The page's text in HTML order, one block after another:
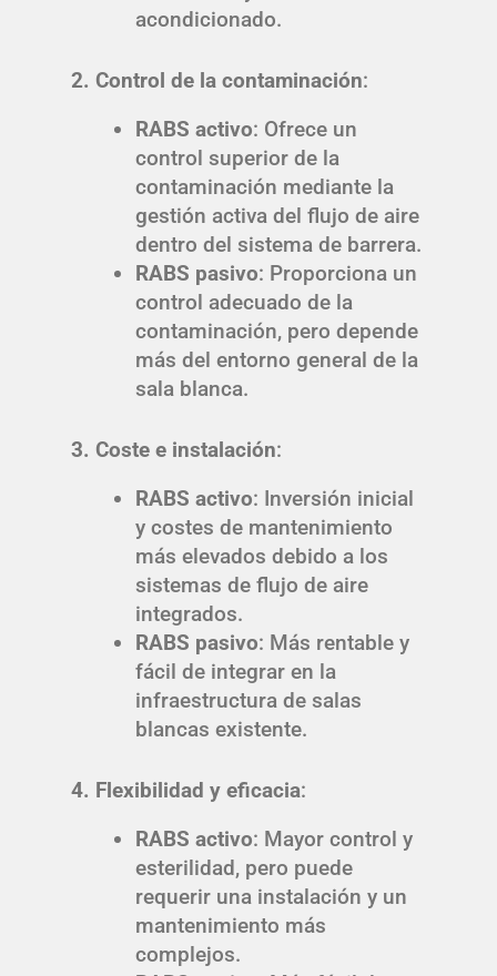
acondicionado.
2. Control de la contaminación:
RABS activo: Ofrece un
control superior de la
contaminación mediante la
gestión activa del flujo de aire
dentro del sistema de barrera.
RABS pasivo: Proporciona un
control adecuado de la
contaminación, pero depende
más del entorno general de la
sala blanca.
3. Coste e instalación:
RABS activo: Inversión inicial
y costes de mantenimiento
más elevados debido a los
sistemas de flujo de aire
integrados.
RABS pasivo: Más rentable y
fácil de integrar en la
infraestructura de salas
blancas existente.
4. Flexibilidad y eficacia:
RABS activo: Mayor control y
esterilidad, pero puede
requerir una instalación y un
mantenimiento más
complejos.